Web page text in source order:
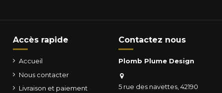
Accès rapide
Accueil
Nous contacter
Livraison et paiement
Contactez nous
Plomb Plume Design
5 rue des navettes, 42190